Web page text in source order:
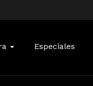
Especiales